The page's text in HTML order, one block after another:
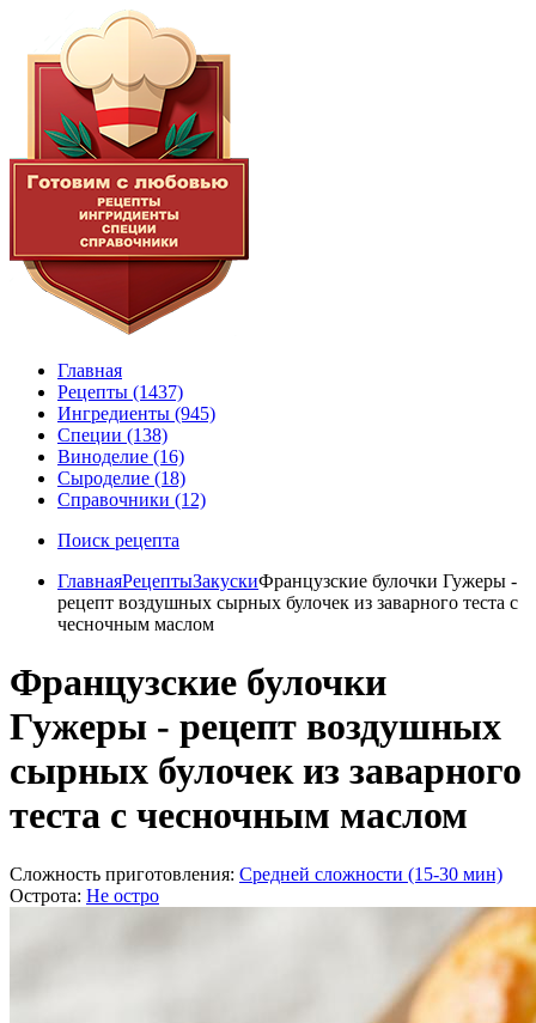
Главная
Рецепты (1437)
Ингредиенты (945)
Специи (138)
Виноделие (16)
Сыроделие (18)
Справочники (12)
Поиск рецепта
ГлавнаяРецептыЗакускиФранцузские булочки Гужеры -
рецепт воздушных сырных булочек из заварного теста с
чесночным маслом
Французские булочки
Гужеры - рецепт воздушных
сырных булочек из заварного
теста с чесночным маслом
Сложность приготовления: Средней сложности (15-30 мин)
Острота: Не остро